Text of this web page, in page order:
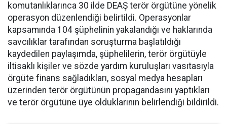
komutanlıklarınca 30 ilde DEAŞ terör örgütüne yönelik
operasyon düzenlendiği belirtildi. Operasyonlar
kapsamında 104 şüphelinin yakalandığı ve haklarında
savcılıklar tarafından soruşturma başlatıldığı
kaydedilen paylaşımda, şüphelilerin, terör örgütüyle
iltisaklı kişiler ve sözde yardım kuruluşları vasıtasıyla
örgüte finans sağladıkları, sosyal medya hesapları
üzerinden terör örgütünün propagandasını yaptıkları
ve terör örgütüne üye olduklarının belirlendiği bildirildi.